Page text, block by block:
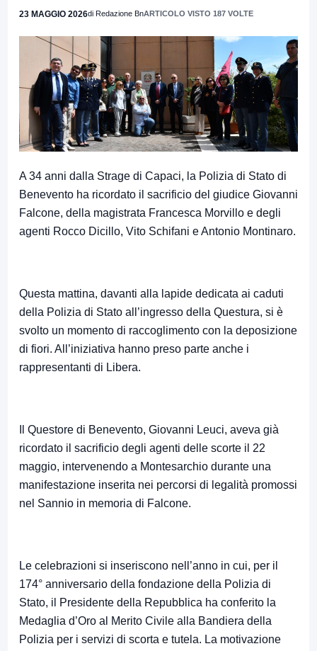
23 MAGGIO 2026di Redazione BnARTICOLO VISTO 187 VOLTE
A 34 anni dalla Strage di Capaci, la Polizia di Stato di
Benevento ha ricordato il sacrificio del giudice Giovanni
Falcone, della magistrata Francesca Morvillo e degli
agenti Rocco Dicillo, Vito Schifani e Antonio Montinaro.
Questa mattina, davanti alla lapide dedicata ai caduti
della Polizia di Stato all’ingresso della Questura, si è
svolto un momento di raccoglimento con la deposizione
di fiori. All’iniziativa hanno preso parte anche i
rappresentanti di Libera.
Il Questore di Benevento, Giovanni Leuci, aveva già
ricordato il sacrificio degli agenti delle scorte il 22
maggio, intervenendo a Montesarchio durante una
manifestazione inserita nei percorsi di legalità promossi
nel Sannio in memoria di Falcone.
Le celebrazioni si inseriscono nell’anno in cui, per il
174° anniversario della fondazione della Polizia di
Stato, il Presidente della Repubblica ha conferito la
Medaglia d’Oro al Merito Civile alla Bandiera della
Polizia per i servizi di scorta e tutela. La motivazione